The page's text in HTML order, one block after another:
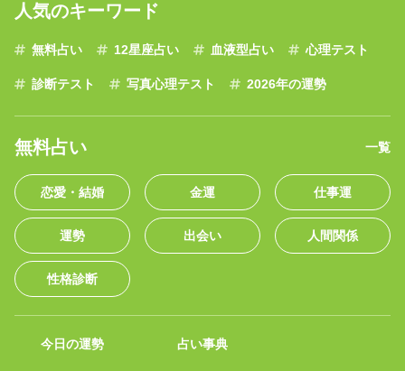
人気のキーワード
無料占い 12星座占い 血液型占い 心理テスト
診断テスト 写真心理テスト 2026年の運勢
無料占い 一覧
恋愛・結婚 金運 仕事運
運勢 出会い 人間関係
性格診断
今日の運勢 占い事典